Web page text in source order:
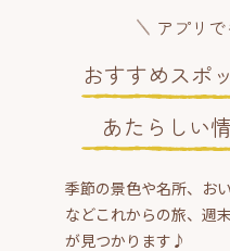
アプリ
おすすめスポ
あたらしい
季節の景色や名所、お
などこれからの旅、週
が見つかります♪